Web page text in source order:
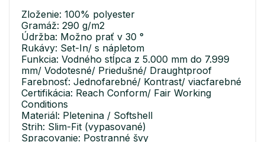
Zloženie: 100% polyester
Gramáž: 290 g/m2
Údržba: Možno prať v 30 °
Rukávy: Set-In/ s nápletom
Funkcia: Vodného stĺpca z 5.000 mm do 7.999
mm/ Vodotesné/ Priedušné/ Draughtproof
Farebnosť: Jednofarebné/ Kontrast/ viacfarebné
Certifikácia: Reach Conform/ Fair Working
Conditions
Materiál: Pletenina / Softshell
Strih: Slim-Fit (vypasované)
Spracovanie: Postranné švy